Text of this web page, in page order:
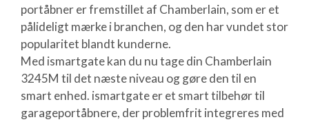
portåbner er fremstillet af Chamberlain, som er et
pålideligt mærke i branchen, og den har vundet stor
popularitet blandt kunderne.
Med ismartgate kan du nu tage din Chamberlain
3245M til det næste niveau og gøre den til en
smart enhed. ismartgate er et smart tilbehør til
garageportåbnere, der problemfrit integreres med